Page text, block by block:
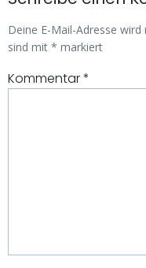
Deine E-Mail-Adresse
sind mit * markiert
Kommentar*